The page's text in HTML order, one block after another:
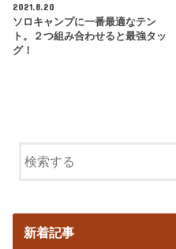
2021.8.20
ソロキャンプに一番最適なテン
ト。２つ組み合わせると最強タッ
グ！
新着記事